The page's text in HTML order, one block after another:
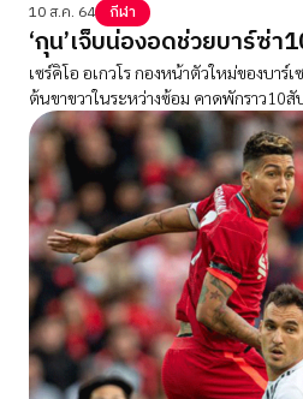
10 ส.ค. 64 กีฬา
‘กุน’เจ็บน่องอดช่วยบาร์ซ่า
เซร์คิโอ อเกวโร กองหน้าตัวใหม่ของบาร์
ต้นขาขวาในระหว่างซ้อม คาดพักราว10